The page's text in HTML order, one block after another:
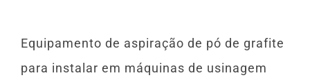
Equipamento de aspiração de pó de grafite
para instalar em máquinas de usinagem